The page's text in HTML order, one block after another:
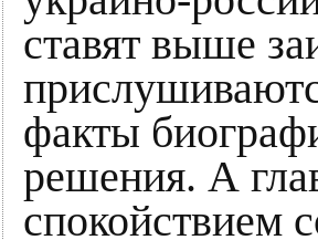
ставят выше
факты
решения. А
спокойствием